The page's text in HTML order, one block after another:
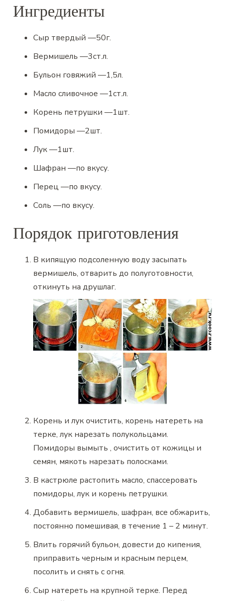
Ингредиенты
Сыр твердый —50г.
Вермишель —3ст.л.
Бульон говяжий —1,5л.
Масло сливочное —1ст.л.
Корень петрушки —1шт.
Помидоры —2шт.
Лук—1шт.
Шафран —по вкусу.
Перец —по вкусу.
Соль —по вкусу.
Порядок приготовления
В кипящую подсоленную воду засыпать
вермишель, отварить до полуготовности,
откинуть на друшлаг.
Корень и лук очистить, корень натереть на
терке, лук нарезать полукольцами.
Помидоры вымыть , очистить от кожицы и
семян, мякоть нарезать полосками.
В кастрюле растопить масло, спассеровать
помидоры, лук и корень петрушки.
Добавить вермишель, шафран, все обжарить,
постоянно помешивая, в течение 1 – 2 минут.
Влить горячий бульон, довести до кипения,
приправить черным и красным перцем,
посолить и снять с огня.
Сыр натереть на крупной терке. Перед